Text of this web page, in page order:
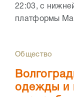
22:03, с
платформы
Общество
одежды и